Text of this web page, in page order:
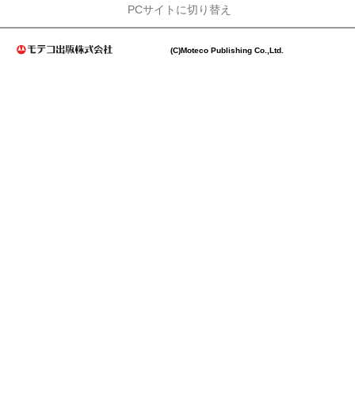
PCサイトに切り替え
(C)Moteco Publishing Co.,Ltd.